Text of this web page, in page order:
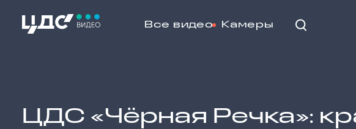
Все видео Камеры
ЦДС «Чёрная Речка»: